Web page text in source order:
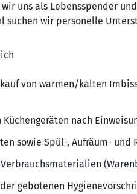
uns als Lebensspender
suchen wir personelle
von warmen/kalten
nach
sowie Spül-, Aufräum- und
gebotenen